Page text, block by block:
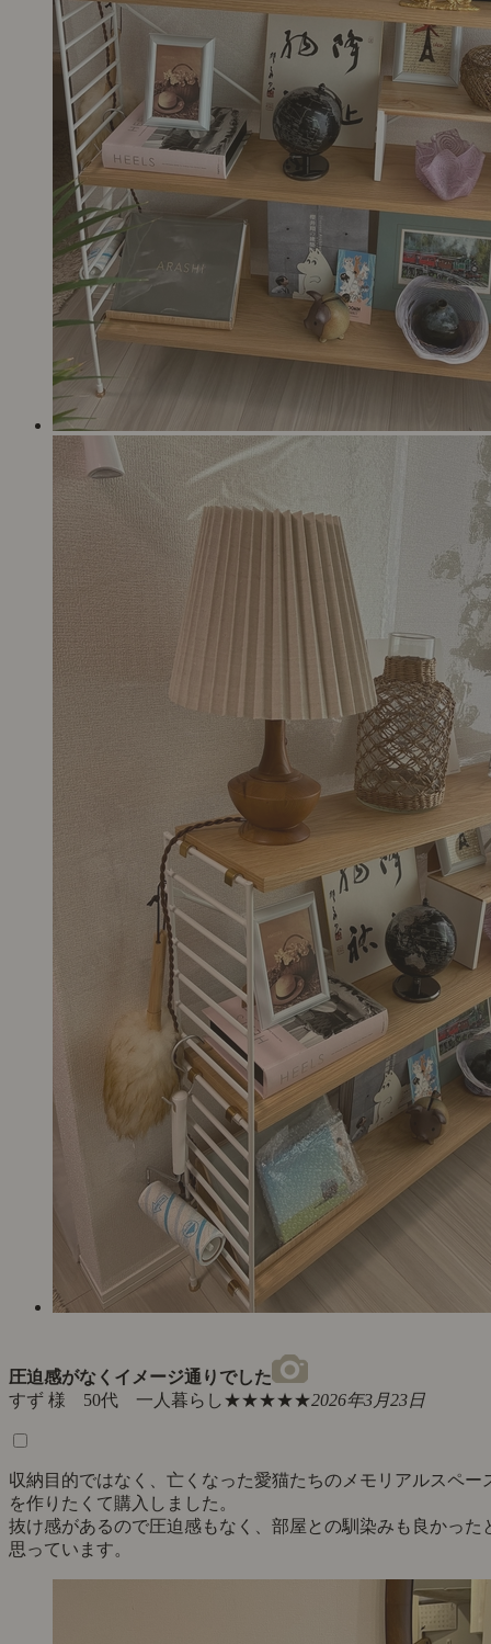
圧迫感がなくイメージ通りでした
すず 様 50代 一人暮らし★★★★★2026年3月23日
収納目的ではなく、亡くなった愛猫たちのメモリアルスペー
を作りたくて購入しました。
抜け感があるので圧迫感もなく、部屋との馴染みも良かった
思っています。